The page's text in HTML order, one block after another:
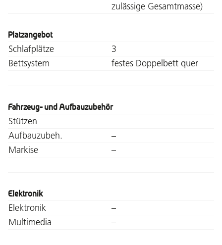
zulässige Gesamtmasse)
Platzangebot
Schlafplätze
3
Bettsystem
festes Doppelbett quer
Fahrzeug- und Aufbauzubehör
Stützen
–
Aufbauzubeh.
–
Markise
–
Elektronik
Elektronik
–
Multimedia
–